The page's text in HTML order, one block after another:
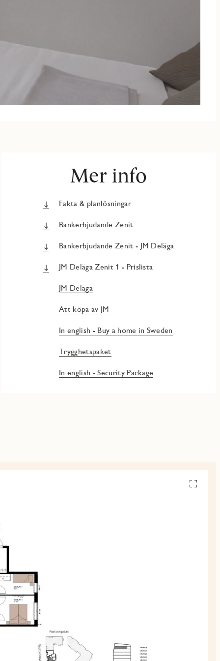
Mer info
Fakta & planlösningar
Bankerbjudande Zenit
Bankerbjudande Zenit - JM Deläga
JM Deläga Zenit 1 - Prislista
JM Deläga
Att köpa av JM
In english - Buy a home in Sweden
Trygghetspaket
In english - Security Package
Se